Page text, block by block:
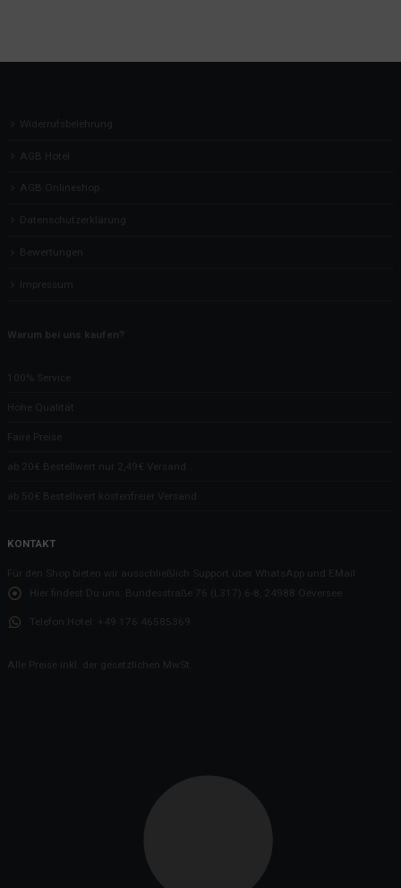
Widerrufsbelehrung
AGB Hotel
AGB Onlineshop
Datenschutzerklärung
Bewertungen
Impressum
Warum bei uns kaufen?
100% Service
Hohe Qualität
Faire Preise
ab 20€ Bestellwert nur 2,49€ Versand
ab 50€ Bestellwert kostenfreier Versand
KONTAKT
Für den Shop bieten wir ausschließlich Support über WhatsApp und EMail
Hier findest Du uns:
Bundesstraße 76 (L317) 6-8, 24988 Oeversee
Telefon Hotel: +49 176 46585369
Alle Preise inkl. der gesetzlichen MwSt.